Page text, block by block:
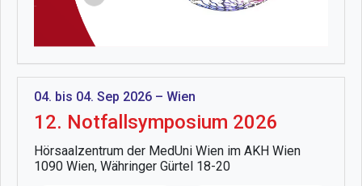
04. bis 04. Sep 2026 – Wien
12. Notfallsymposium 2026
Hörsaalzentrum der MedUni Wien im AKH Wien
1090 Wien, Währinger Gürtel 18-20